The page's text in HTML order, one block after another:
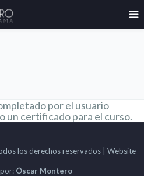
por el usuario
un certificado para el curso.
los derechos reservados | Website
Óscar Montero